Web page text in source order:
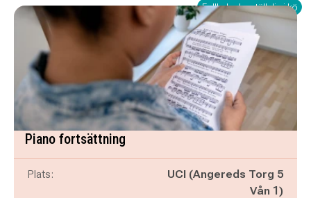
Fullbokad – ställ dig i kö
Piano fortsättning
Plats:
UCI (Angereds Torg 5
Vån 1)